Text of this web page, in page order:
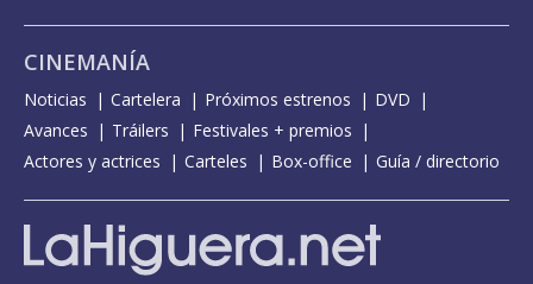
CINEMANÍA
Noticias Cartelera Próximos estrenos
DVD
Avances
Tráilers
Festivales + premios
Actores y actrices
Carteles Box-office Guía / directorio